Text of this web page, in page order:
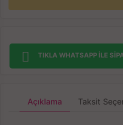
TIKLA WHATSAPP İLE
Açıklama Taksit